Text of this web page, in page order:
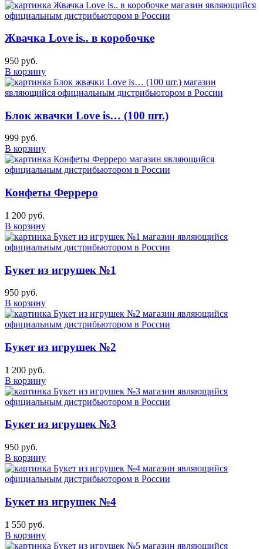
Жвачка Love is.. в коробочке
950 руб.
В корзину
Блок жвачки Love is… (100 шт.)
999 руб.
В корзину
Конфеты Ферреро
1 200 руб.
В корзину
Букет из игрушек №1
950 руб.
В корзину
Букет из игрушек №2
1 200 руб.
В корзину
Букет из игрушек №3
950 руб.
В корзину
Букет из игрушек №4
1 550 руб.
В корзину